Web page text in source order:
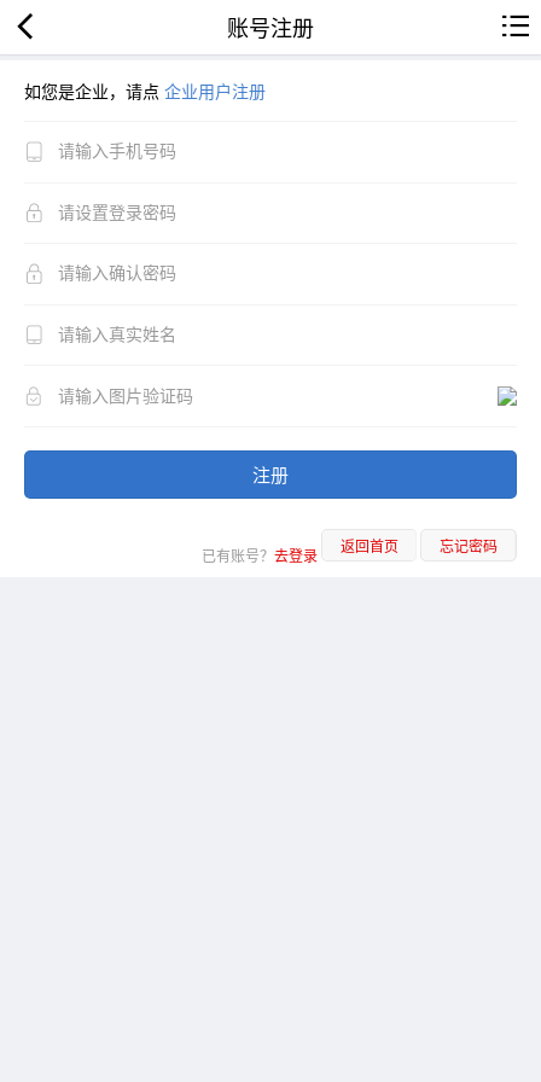
账号注册
如您是企业，请点 企业用户注册
注册
已有账号？ 去登录 返回首页 忘记密码